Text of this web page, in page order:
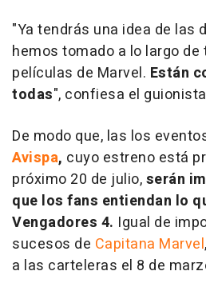
"Ya tendrás una idea de las
hemos tomado a lo largo
películas de Marvel. Están
todas", confiesa el
De modo que, las los
Avispa, cuyo estreno está
próximo 20 de julio,serán
que los fans entiendan lo
Vengadores 4. Igual de
sucesos de Capitana Marvel,
a las carteleras el 8 de